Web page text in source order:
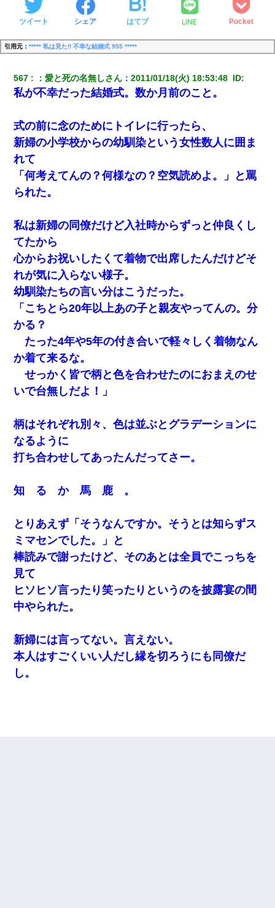
ツイート シェア はてブ LINE Pocket
引用元： ***** 私は見た!! 不幸な結婚式 955 *****
567 ：愛と死の名無しさん ：2011/01/18(火) 18:53:48 ID:
私が不幸だった結婚式。数か月前のこと。
式の前に念のためにトイレに行ったら、
新婦の小学校からの幼馴染という女性数人に囲ま
れて
「何考えてんの？何様なの？空気読めよ。」と罵
られた。
私は新婦の同僚だけど入社時からずっと仲良くし
てたから
心からお祝いしたくて着物で出席したんだけどそ
れが気に入らない様子。
幼馴染たちの言い分はこうだった。
「こちとら20年以上あの子と親友やってんの。分
かる？
たった4年や5年の付き合いで軽々しく着物なん
か着て来るな。
せっかく皆で柄と色を合わせたのにおまえのせ
いで台無しだよ！」
柄はそれぞれ別々、色は並ぶとグラデーションに
なるように
打ち合わせしてあったんだってさー。
知 る か 馬 鹿 。
とりあえず「そうなんですか。そうとは知らずス
ミマセンでした。」と
棒読みで謝ったけど、そのあとは全員でこっちを
見て
ヒソヒソ言ったり笑ったりというのを披露宴の間
中やられた。
新婦には言ってない。言えない。
本人はすごくいい人だし縁を切ろうにも同僚だ
し。